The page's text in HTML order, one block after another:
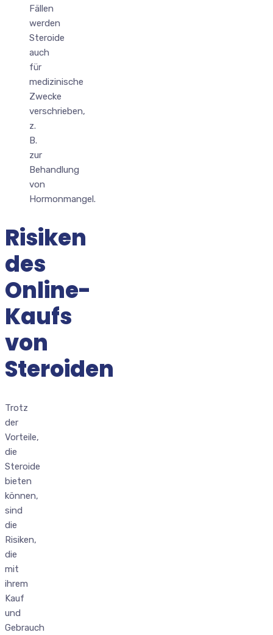
Fällen
werden
Steroide
auch
für
medizinische
Zwecke
verschrieben,
z.
B.
zur
Behandlung
von
Hormonmangel.
Risiken
des
Online-
Kaufs
von
Steroiden
Trotz
der
Vorteile,
die
Steroide
bieten
können,
sind
die
Risiken,
die
mit
ihrem
Kauf
und
Gebrauch